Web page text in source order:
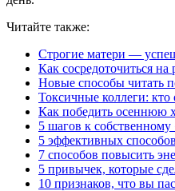
Читайте также:
Строгие матери —
Как сосредоточиться
Новые способы читать
Токсичные коллеги: кто
Как победить осеннюю
5 шагов к собственному
5 эффективных
7 способов повысить
5 привычек, которые
10 признаков, что вы